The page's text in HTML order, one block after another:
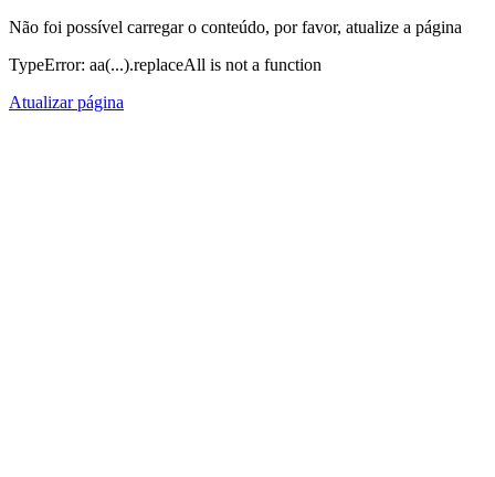
Não foi possível carregar o conteúdo, por favor, atualize a página
TypeError: aa(...).replaceAll is not a function
Atualizar página